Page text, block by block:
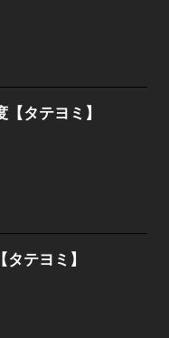
タテヨミ】
テヨミ】